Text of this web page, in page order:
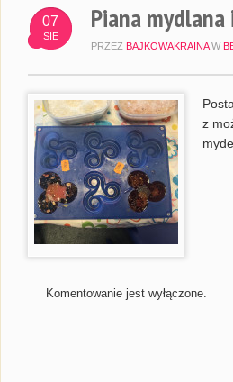
07
SIE
Piana
PRZEZ BAJKOWAKRAINA W
z
Komentowanie jest wyłączone.